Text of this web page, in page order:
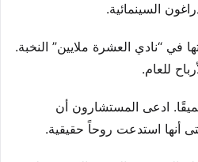
السينمائية.
في “نادي العشرة ملايين” النخبة.
للعام.
ادعى المستشارون أن
أنها استدعت روحاً حقيقية.